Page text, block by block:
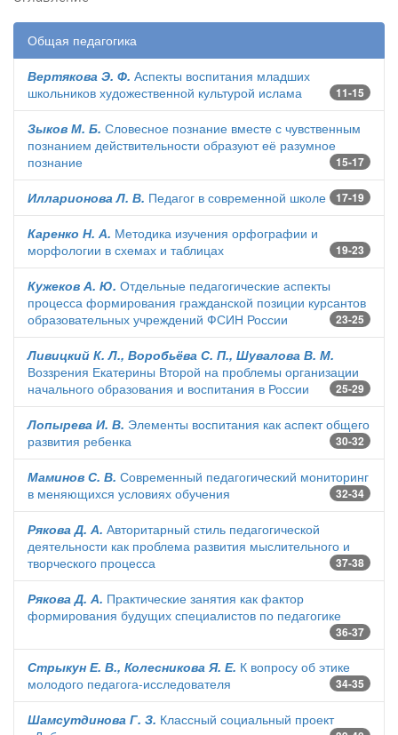
Общая педагогика
Вертякова Э. Ф. Аспекты воспитания младших
школьников художественной культурой ислама
11-15
Зыков М. Б. Словесное познание вместе с чувственным
познанием действительности образуют её разумное
познание
15-17
Илларионова Л. В. Педагог в современной школе 17-19
Каренко Н. А. Методика изучения орфографии и
морфологии в схемах и таблицах
19-23
Кужеков А. Ю. Отдельные педагогические аспекты
процесса формирования гражданской позиции курсантов
образовательных учреждений ФСИН России
23-25
Ливицкий К. Л., Воробьёва С. П., Шувалова В. М.
Воззрения Екатерины Второй на проблемы организации
начального образования и воспитания в России
25-29
Лопырева И. В. Элементы воспитания как аспект общего
развития ребенка
30-32
Маминов С. В. Современный педагогический мониторинг
в меняющихся условиях обучения
32-34
Рякова Д. А. Авторитарный стиль педагогической
деятельности как проблема развития мыслительного и
творческого процесса
37-38
Рякова Д. А. Практические занятия как фактор
формирования будущих специалистов по педагогике
36-37
Стрыкун Е. В., Колесникова Я. Е. К вопросу об этике
молодого педагога-исследователя
34-35
Шамсутдинова Г. З. Классный социальный проект